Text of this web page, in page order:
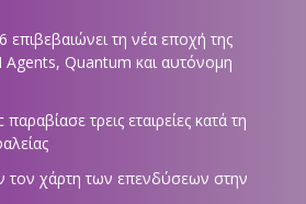
τη νέα εποχή της
Agents, Quantum και αυτόνομη
τρεις εταιρείες κατά τη
τον χάρτη των επενδύσεων στην